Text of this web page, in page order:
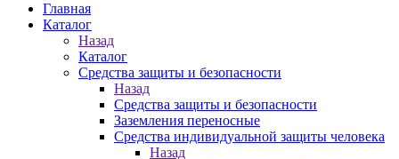
Главная
Каталог
Назад
Каталог
Средства защиты и безопасности
Назад
Средства защиты и безопасности
Заземления переносные
Средства индивидуальной защиты человека
Назад